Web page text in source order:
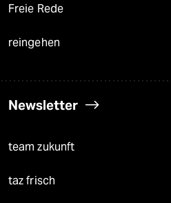
Freie Rede
reingehen
Newsletter
team zukunft
taz frisch